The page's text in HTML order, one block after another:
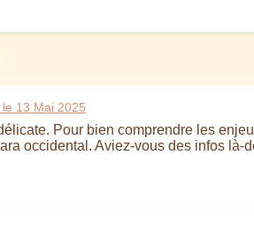
le 13 Mai 2025
Pour bien comprendre les
occidental. Aviez-vous des infos là-